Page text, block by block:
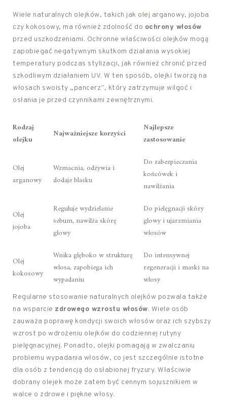
Wiele naturalnych olejków, takich jak olej arganowy, jojoba
czy kokosowy, ma również zdolność do ochrony włosów
przed uszkodzeniami. Ochronne właściwości olejków mogą
zapobiegać negatywnym skutkom działania wysokiej
temperatury podczas stylizacji, jak również chronić przed
szkodliwym działaniem UV. W ten sposób, olejki tworzą na
włosach swoisty „pancerz”, który zatrzymuje wilgoć i
osłania je przed czynnikami zewnętrznymi.
Rodzaj
olejku
Najważniejsze korzyści
Najlepsze
zastosowanie
Olej
arganowy
Wzmacnia, odżywia i
dodaje blasku
Do zabezpieczania
końcówek i
nawilżania
Olej
jojoba
Reguluje wydzielanie
sebum, nawilża skórę
głowy
Do pielęgnacji skóry
głowy i ujarzmiania
włosów
Olej
kokosowy
Wnika głęboko w strukturę
włosa, zapobiega ich
wypadaniu
Do intensywnej
regeneracji i maski na
włosy
Regularne stosowanie naturalnych olejków pozwala także
na wsparcie zdrowego wzrostu włosów. Wiele osób
zauważa poprawę kondycji swoich włosów oraz ich szybszy
wzrost po wdrożeniu olejków do codziennej rutyny
pielęgnacyjnej. Ponadto, olejki pomagają w zwalczaniu
problemu wypadania włosów, co jest szczególnie istotne
dla osób z tendencją do osłabionej fryzury. Właściwie
dobrany olejek może zatem być cennym sojusznikiem w
walce o zdrowe i piękne włosy.